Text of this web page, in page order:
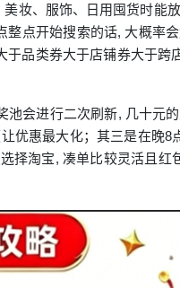
妆、服饰、日用囤货时能
整点开始搜索的话, 大概率
品类券大于店铺券大于跨
会进行二次刷新, 几十元
优惠最大化；其三是在晚8
择淘宝, 凑单比较灵活且红